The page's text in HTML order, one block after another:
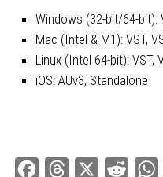
Windows (32-bit/64-bit):
Mac (Intel & M1): VST,
Linux (Intel 64-bit): VST,
iOS: AUv3, Standalone
FacebookThreads Reddit